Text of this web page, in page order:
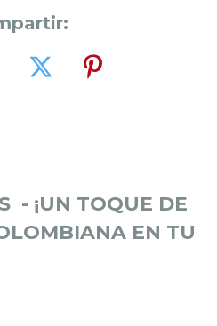
- ¡UN TOQUE DE
EN TU